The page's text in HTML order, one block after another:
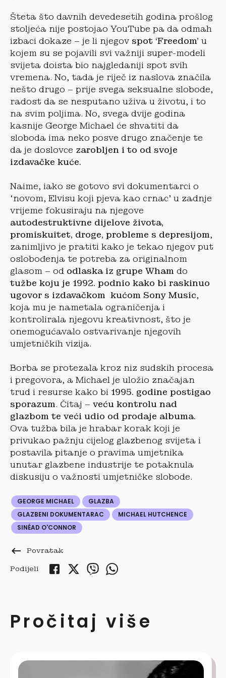
Šteta što davnih devedesetih godina prošlog
stoljeća nije postojao YouTube pa da odmah
izbaci dokaze – je li njegov spot ‘Freedom’ u
kojem su se pojavili svi važniji super-modeli
svijeta doista bio najgledaniji spot svih
vremena. No, tada je riječ iz naslova značila
nešto drugo – prije svega seksualne slobode,
radost da se nesputano uživa u životu, i to
na svim poljima. No, svega dvije godina
kasnije George Michael će shvatiti da
sloboda ima neko posve drugo značenje te
da je doslovce zarobljen i to od svoje
izdavačke kuće.
Naime, iako se gotovo svi dokumentarci o
‘novom, Elvisu koji pjeva kao crnac’ u zadnje
vrijeme fokusiraju na njegove
autodestruktivne dijelove života,
promiskuitet, droge, probleme s depresijom,
zanimljivo je pratiti kako je tekao njegov put
oslobođenja te potreba za originalnom
glasom – od odlaska iz grupe Wham do
tužbe koju je 1992. podnio kako bi raskinuo
ugovor s izdavačkom kućom Sony Music,
koja mu je nametala ograničenja i
kontrolirala njegovu kreativnost, što je
onemogućavalo ostvarivanje njegovih
umjetničkih vizija.
Borba se protezala kroz niz sudskih procesa
i pregovora, a Michael je uložio značajan
trud i resurse kako bi 1995. godine postigao
sporazum. Čitaj – veću kontrolu nad
glazbom te veći udio od prodaje albuma.
Ova tužba bila je hrabar korak koji je
privukao pažnju cijelog glazbenog svijeta i
postavila pitanje o pravima umjetnika
unutar glazbene industrije te potaknula
diskusiju o važnosti umjetničke slobode.
GEORGE MICHAEL
GLAZBA
GLAZBENI DOKUMENTARAC
MICHAEL HUTCHENCE
SINÉAD O'CONNOR
keyboard_backspace Povratak
Podijeli
Pročitaj više